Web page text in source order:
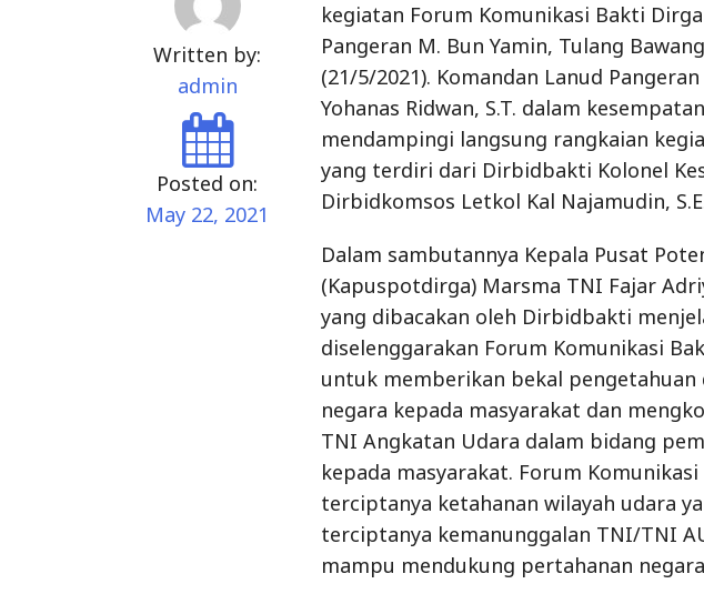
Written by:
admin
Posted on:
May 22, 2021
kegiatan Forum Komunikasi Bakti
Pangeran M. Bun Yamin, Tulang
(21/5/2021). Komandan Lanud
Yohanas Ridwan, S.T. dalam
mendampingi langsung rangkaian
yang terdiri dari Dirbidbakti Kolonel
Dirbidkomsos Letkol Kal Najamudin,
Dalam sambutannya Kepala Pusat
(Kapuspotdirga) Marsma TNI Fajar
yang dibacakan oleh Dirbidbakti
diselenggarakan Forum Komunikasi
untuk memberikan bekal pengetahuan
negara kepada masyarakat dan
TNI Angkatan Udara dalam bidang
kepada masyarakat. Forum
terciptanya ketahanan wilayah udara
terciptanya kemanunggalan TNI/TNI
mampu mendukung pertahanan